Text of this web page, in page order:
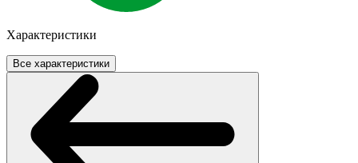
Характеристики
Все характеристики